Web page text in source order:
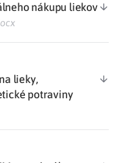
nákupu liekov
lieky,
potraviny